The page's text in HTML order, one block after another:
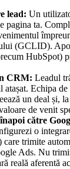
lead: Un
pagina ta.
(GCLID).
HubSpot)
CRM: Leadul
Echipa
un deal și,
de venit
către
o
care trimite
Ads. Nu
reală aferentă